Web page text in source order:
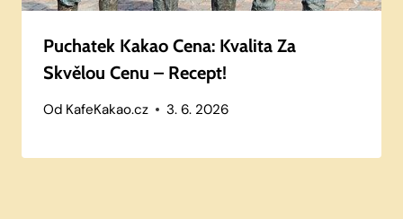
Puchatek Kakao Cena: Kvalita Za
Skvělou Cenu – Recept!
Od KafeKakao.cz 3. 6. 2026